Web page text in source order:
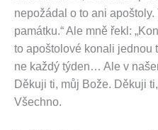
nepožádal o to ani apoštoly.
památku.“ Ale mně řekl:
to apoštolové konali jednou
ne každý týden… Ale v
Děkuji ti, můj Bože. Děkuji
Všechno.